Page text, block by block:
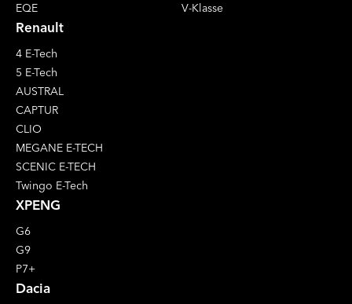
EQE
V-Klasse
Renault
4 E-Tech
5 E-Tech
AUSTRAL
CAPTUR
CLIO
MEGANE E-TECH
SCENIC E-TECH
Twingo E-Tech
XPENG
G6
G9
P7+
Dacia